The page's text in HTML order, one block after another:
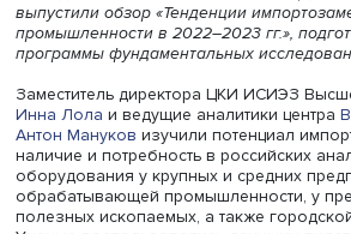
Потребность отечественных
компаний в оборудовании,
велика, но немногие предприятия
качественными российскими
конъюнктурных исследований
исследований и экономики знаний
выпустили обзор «Тенденции
промышленности в 2022–2023 гг.»,
программы фундаментальных